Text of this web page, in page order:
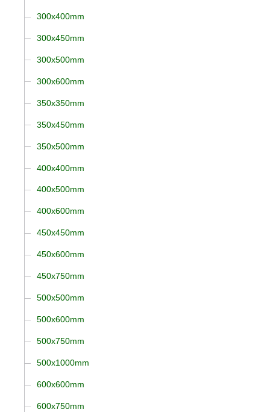
300x400mm
300x450mm
300x500mm
300x600mm
350x350mm
350x450mm
350x500mm
400x400mm
400x500mm
400x600mm
450x450mm
450x600mm
450x750mm
500x500mm
500x600mm
500x750mm
500x1000mm
600x600mm
600x750mm